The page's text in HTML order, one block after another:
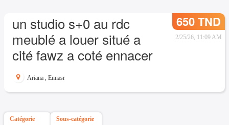
un studio s+0 au rdc
meublé a louer situé a
cité fawz a coté ennacer
650 TND
2/25/26, 11:09 AM
Ariana , Ennasr
Catégorie Sous-catégorie